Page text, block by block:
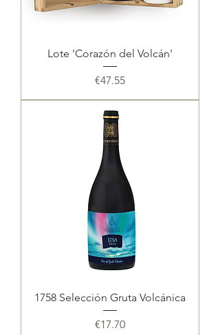
Lote 'Corazón del Volcán'
Price
€47.55
1758 Selección Gruta Volcánica
Price
€17.70